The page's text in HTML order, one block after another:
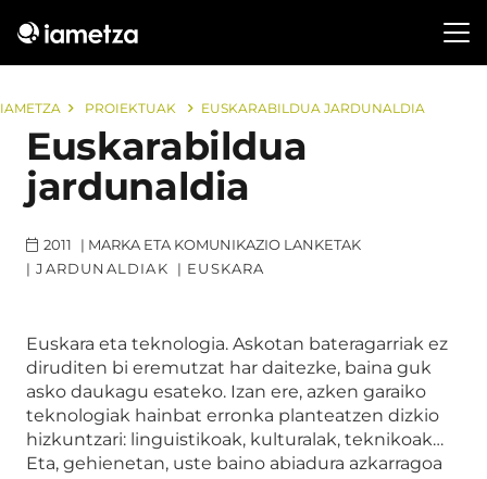
IAMETZA PROIEKTUAK EUSKARABILDUA JARDUNALDIA
Euskarabildua
jardunaldia
2011 | MARKA ETA KOMUNIKAZIO LANKETAK
|JARDUNALDIAK | EUSKARA
Euskara eta teknologia. Askotan bateragarriak ez
diruditen bi eremutzat har daitezke, baina guk
asko daukagu esateko. Izan ere, azken garaiko
teknologiak hainbat erronka planteatzen dizkio
hizkuntzari: linguistikoak, kulturalak, teknikoak…
Eta, gehienetan, uste baino abiadura azkarragoa